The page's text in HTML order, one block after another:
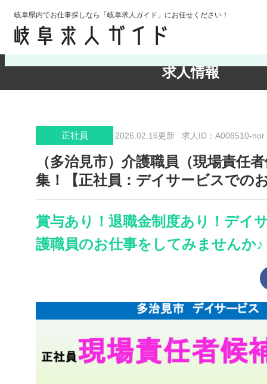
岐阜県内でお仕事探しなら「岐阜求人ガイド」にお任せください！
求人情報
検索条件の確認・変更
正社員 2026.02.16更新 求人ID：A006510-nor
（多治見市）介護職員（現場責任
集！【正社員：デイサービスでの
賞与あり！退職金制度あり！デイ
護職員のお仕事をしてみませんか♪